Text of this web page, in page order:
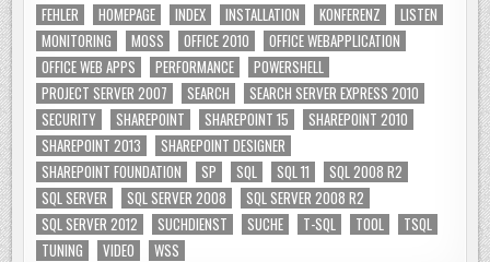
FEHLER
HOMEPAGE INDEX INSTALLATION KONFERENZ
LISTEN
MONITORING
MOSS OFFICE 2010
OFFICE WEBAPPLICATION
OFFICE WEB APPS
PERFORMANCE
POWERSHELL
PROJECT SERVER 2007
SEARCH
SEARCH SERVER EXPRESS 2010
SECURITY
SHAREPOINT SHAREPOINT 15
SHAREPOINT 2010
SHAREPOINT 2013
SHAREPOINT DESIGNER
SHAREPOINT FOUNDATION
SP SQL SQL 11
SQL 2008 R2
SQL SERVER
SQL SERVER 2008
SQL SERVER 2008 R2
SQL SERVER 2012
SUCHDIENST SUCHE T-SQL TOOL
TSQL
TUNING
VIDEO WSS